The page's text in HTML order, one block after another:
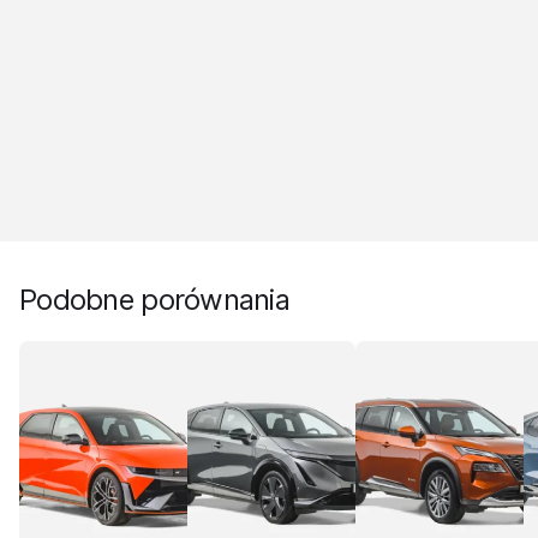
Podobne porównania